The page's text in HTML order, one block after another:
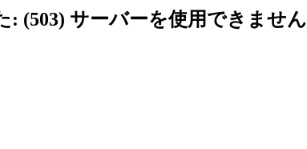
(503) サーバーを使用できません